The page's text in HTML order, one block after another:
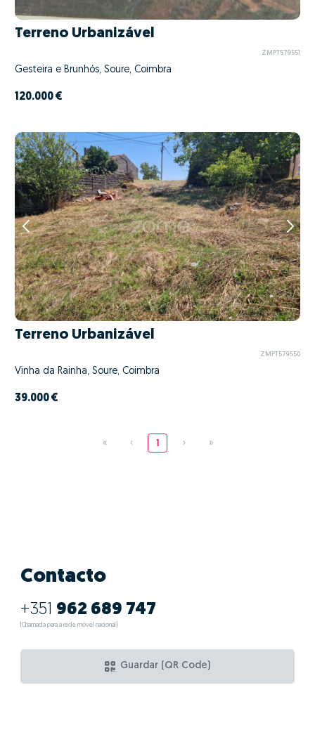
Terreno Urbanizável
ZMPT579551
Gesteira e Brunhós, Soure, Coimbra
120.000 €
Terreno Urbanizável
ZMPT579550
Vinha da Rainha, Soure, Coimbra
39.000 €
« ‹ 1 › »
Contacto
+351 962 689 747
(Chamada para a rede móvel nacional)
Guardar (QR Code)